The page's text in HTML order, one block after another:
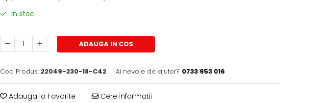
In stoc
ADAUGA IN COS
Cod Produs: 22049-230-18-C42 Ai nevoie de ajutor? 0733 953 016
Adauga la Favorite Cere informatii